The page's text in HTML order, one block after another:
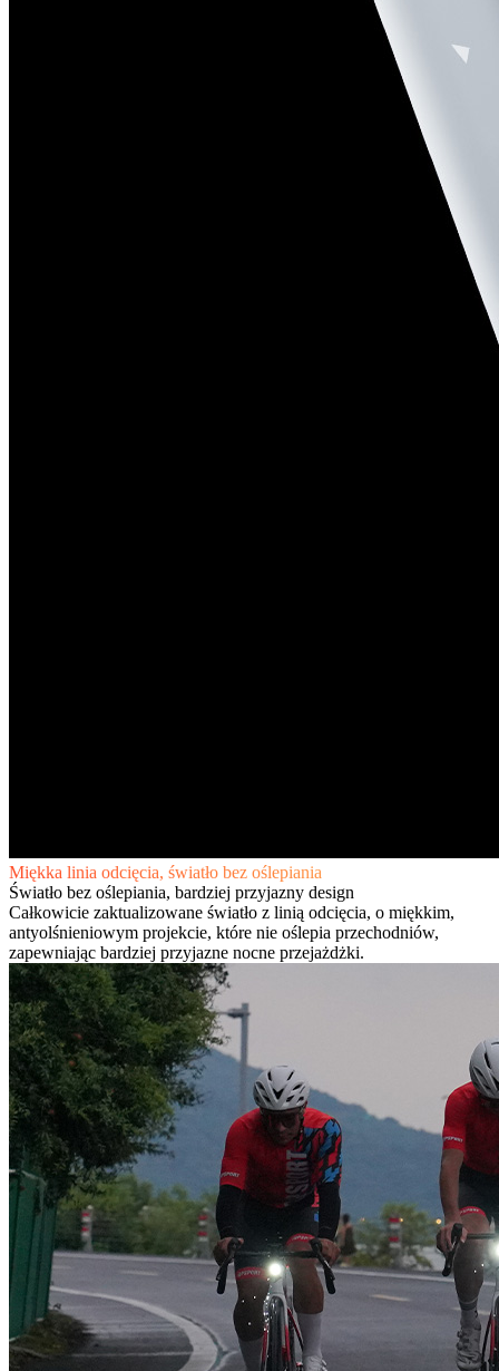
Miękka linia odcięcia, światło bez oślepiania
Światło bez oślepiania, bardziej przyjazny design
Całkowicie zaktualizowane światło z linią odcięcia, o miękkim,
antyolśnieniowym projekcie, które nie oślepia przechodniów,
zapewniając bardziej przyjazne nocne przejażdżki.